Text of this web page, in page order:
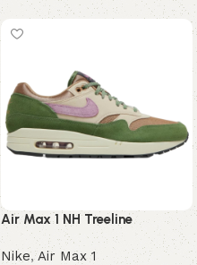
Air Max 1 NH Treeline
Nike,Air Max 1